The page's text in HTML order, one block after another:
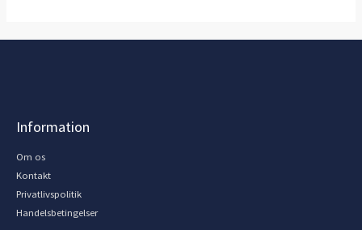
Information
Om os
Kontakt
Privatlivspolitik
Handelsbetingelser